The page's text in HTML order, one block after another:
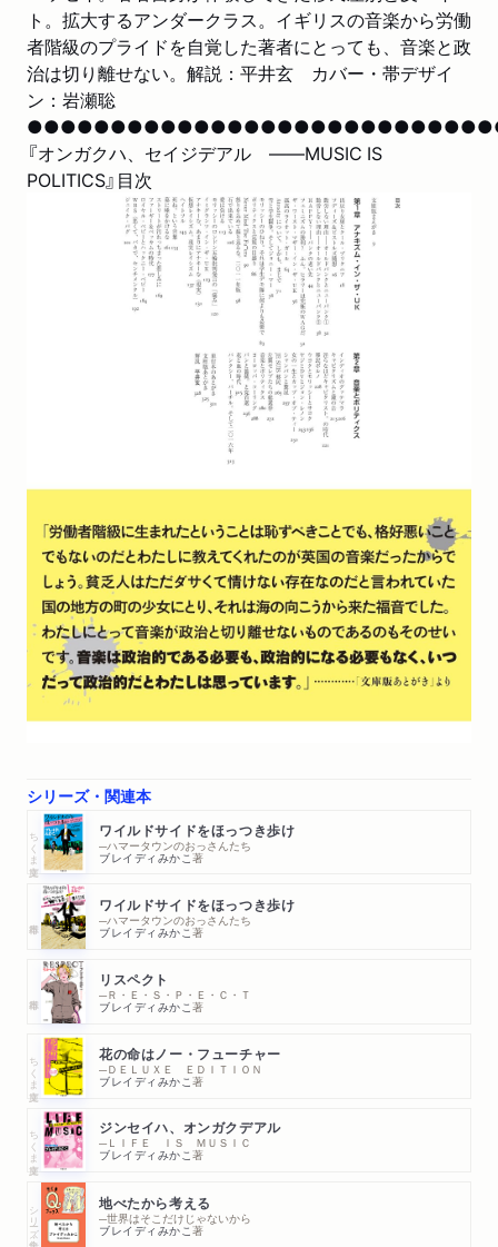
ト。拡大するアンダークラス。イギリスの音楽から労働
者階級のプライドを自覚した著者にとっても、音楽と政
治は切り離せない。解説：平井玄 カバー・帯デザイ
ン：岩瀬聡
『オンガクハ、セイジデアル ――MUSIC IS
POLITICS』目次
シリーズ・関連本
ちくま文庫 ワイルドサイドをほっつき歩け
─ハマータウンのおっさんたち
ブレイディみかこ著
ワイルドサイドをほっつき歩け
─ハマータウンのおっさんたち
ブレイディみかこ著
リスペクト
─Ｒ・Ｅ・Ｓ・Ｐ・Ｅ・Ｃ・Ｔ
ブレイディみかこ 著
ちくま文庫 花の命はノー・フューチャー
─ＤＥＬＵＸＥ ＥＤＩＴＩＯＮ
ブレイディみかこ 著
ちくま文庫 ジンセイハ、オンガクデアル
─ＬＩＦＥ ＩＳ ＭＵＳＩＣ
ブレイディみかこ 著
シリーズ・全集 地べたから考える
─世界はそこだけじゃないから
ブレイディみかこ著